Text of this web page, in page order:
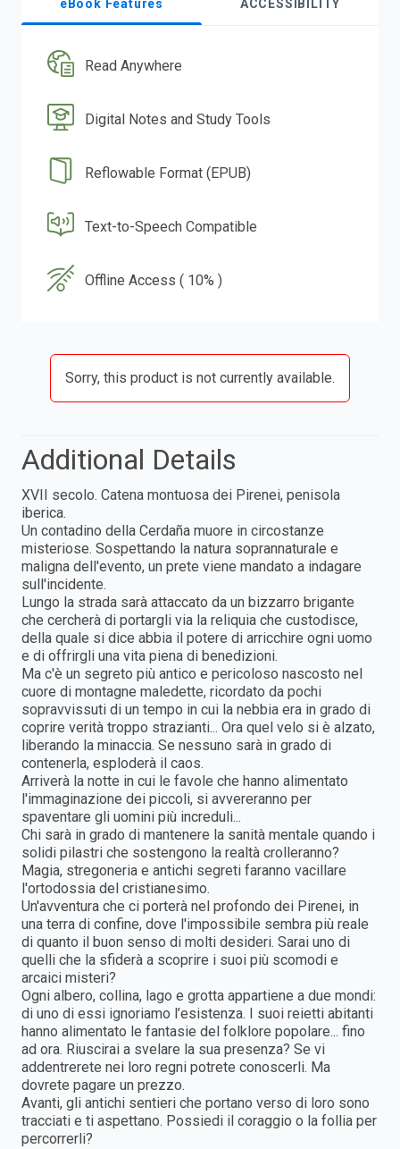
eBook Features ACCESSIBILITY
Read Anywhere
Digital Notes and Study Tools
Reflowable Format (EPUB)
Text-to-Speech Compatible
Offline Access ( 10% )
Sorry, this product is not currently available.
Additional Details
XVII secolo. Catena montuosa dei Pirenei, penisola
iberica.
Un contadino della Cerdaña muore in circostanze
misteriose. Sospettando la natura soprannaturale e
maligna dell'evento, un prete viene mandato a indagare
sull'incidente.
Lungo la strada sarà attaccato da un bizzarro brigante
che cercherà di portargli via la reliquia che custodisce,
della quale si dice abbia il potere di arricchire ogni uomo
e di offrirgli una vita piena di benedizioni.
Ma c'è un segreto più antico e pericoloso nascosto nel
cuore di montagne maledette, ricordato da pochi
sopravvissuti di un tempo in cui la nebbia era in grado di
coprire verità troppo strazianti... Ora quel velo si è alzato,
liberando la minaccia. Se nessuno sarà in grado di
contenerla, esploderà il caos.
Arriverà la notte in cui le favole che hanno alimentato
l'immaginazione dei piccoli, si avvereranno per
spaventare gli uomini più increduli...
Chi sarà in grado di mantenere la sanità mentale quando i
solidi pilastri che sostengono la realtà crolleranno?
Magia, stregoneria e antichi segreti faranno vacillare
l'ortodossia del cristianesimo.
Un'avventura che ci porterà nel profondo dei Pirenei, in
una terra di confine, dove l'impossibile sembra più reale
di quanto il buon senso di molti desideri. Sarai uno di
quelli che la sfiderà a scoprire i suoi più scomodi e
arcaici misteri?
Ogni albero, collina, lago e grotta appartiene a due mondi:
di uno di essi ignoriamo l’esistenza. I suoi reietti abitanti
hanno alimentato le fantasie del folklore popolare... fino
ad ora. Riuscirai a svelare la sua presenza? Se vi
addentrerete nei loro regni potrete conoscerli. Ma
dovrete pagare un prezzo.
Avanti, gli antichi sentieri che portano verso di loro sono
tracciati e ti aspettano. Possiedi il coraggio o la follia per
percorrerli?